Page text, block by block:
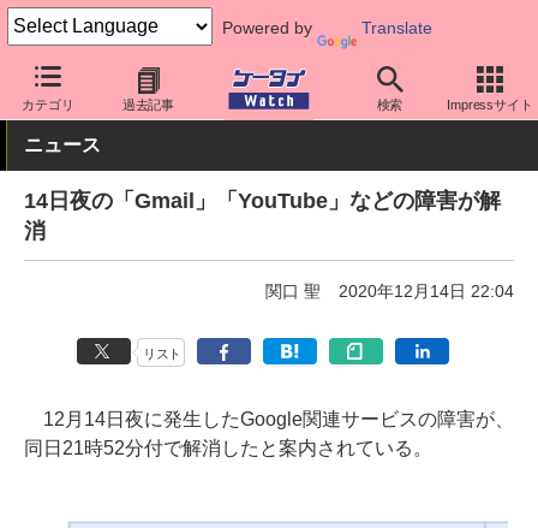
Powered by Translate
カテゴリ 過去記事 検索 Impressサイト
ケータイ Watch アプリ・サービス クラウド
ニュース
14日夜の「Gmail」「YouTube」などの障害が解
消
関口 聖 2020年12月14日 22:04
リスト
12月14日夜に発生したGoogle関連サービスの障害が、
同日21時52分付で解消したと案内されている。